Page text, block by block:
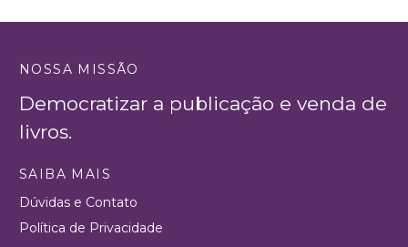
NOSSA MISSÃO
Democratizar a publicação e venda de
livros.
SAIBA MAIS
Dúvidas e Contato
Política de Privacidade